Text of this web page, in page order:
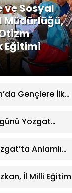
ve Sosyal
Müdürlüğü,
Eğitimi
Gençlere İlk
Yozgat
Anlamlı
Buluştu
İl Milli Eğitim